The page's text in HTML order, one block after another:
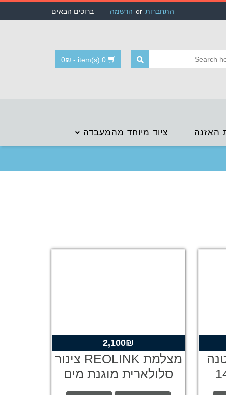
ברוכים הבאים התחברות הרשמה
0 item(s)
-
0₪
האזנה ציוד מיוחד מהמעבדה
140
2,100₪
מצלמת REOLINK צינור
סלולארית מוגנת מים